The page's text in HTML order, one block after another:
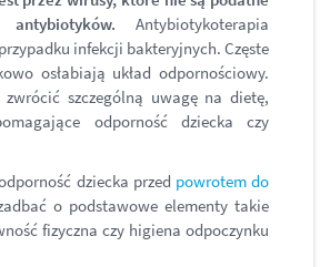
Antybiotykoterapia
infekcji bakteryjnych. Częste
osłabiają układ odpornościowy.
zwrócić szczególną uwagę na dietę,
odporność dziecka czy
dziecka przed powrotem do
o podstawowe elementy takie
fizyczna czy higiena odpoczynku